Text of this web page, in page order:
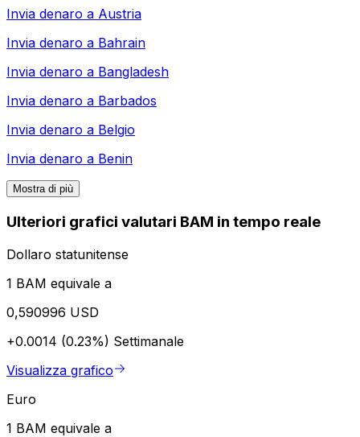
Invia denaro a Austria
Invia denaro a Bahrain
Invia denaro a Bangladesh
Invia denaro a Barbados
Invia denaro a Belgio
Invia denaro a Benin
Mostra di più
Ulteriori grafici valutari BAM in tempo reale
Dollaro statunitense
1 BAM equivale a
0,590996 USD
+0.0014 (0.23%) Settimanale
Visualizza grafico
Euro
1 BAM equivale a